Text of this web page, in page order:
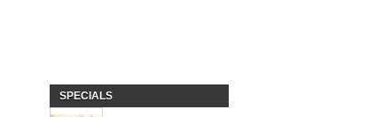
SPECIALS